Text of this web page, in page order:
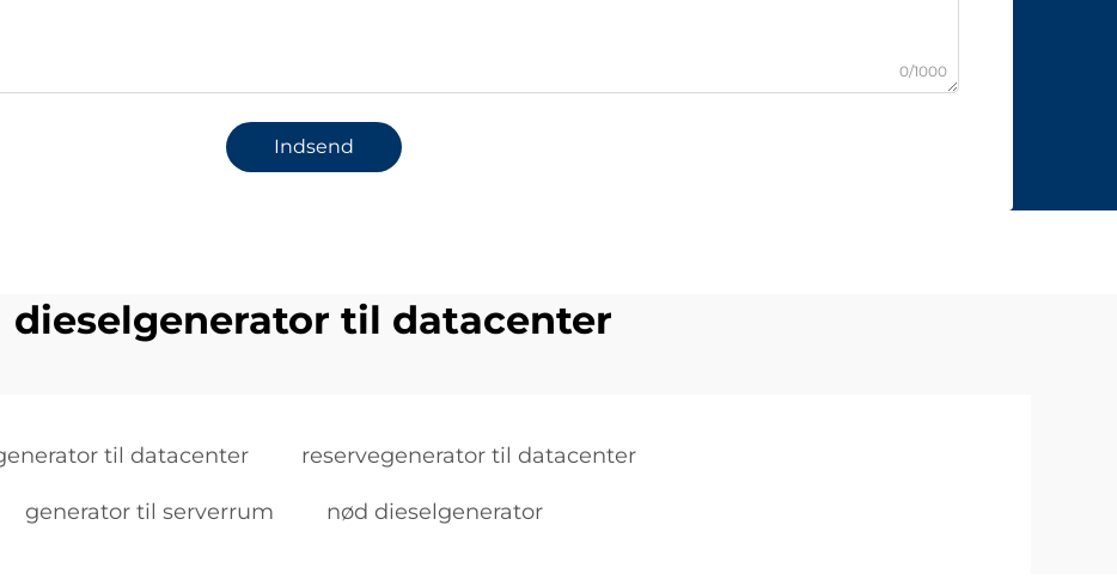
0/1000
Indsend
dieselgenerator til datacenter
til datacenter reservegenerator til datacenter
generator til serverrum nød dieselgenerator